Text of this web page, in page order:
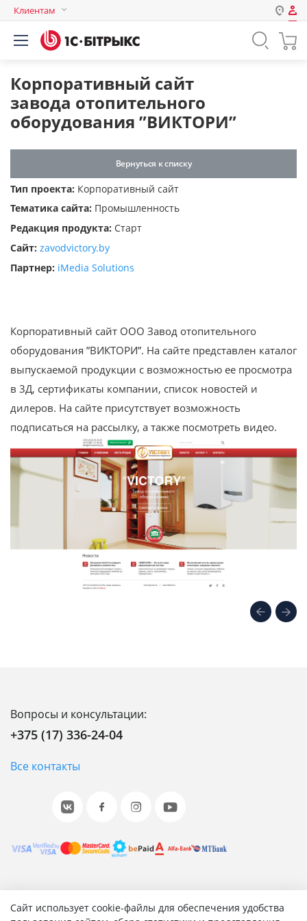
Сайт использует cookie-файлы для обеспечения удобства
Клиентам
Авторизация
Логин
Запомнить меня на этом
компьютере
Забыли свой пароль?
Корпоративный сайт
завода отопительного
оборудования ”ВИКТОРИ”
Вернуться к списку
Тип проекта: Корпоративный сайт
Тематика сайта: Промышленность
Редакция продукта: Старт
Сайт: zavodvictory.by
Партнер: iMedia Solutions
Корпоративный сайт ООО Завод отопительного
оборудования ”ВИКТОРИ”. На сайте представлен каталог
выпускаемой продукции с возможностью ее просмотра
в 3Д, сертификаты компании, список новостей и
дилеров. На сайте присутствует возможность
подписаться на рассылку, а также посмотреть видео.
Вопросы и консультации:
+375 (17) 336-24-04
Все контакты
© 2001-2026 «Битрикс», «1С-Битрикс». Работает на 1С-
Битрикс: Управление сайтом.